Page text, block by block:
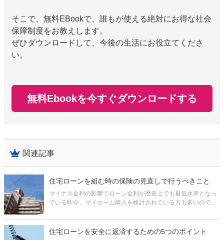
そこで、無料EBookで、誰もが使える絶対にお得な社会
保障制度をお教えします。
ぜひダウンロードして、今後の生活にお役立てくださ
い。
無料Ebookを今すぐダウンロードする
関連記事
住宅ローンを組む時の保険の見直しで行うべきこと
マイナス金利の影響でローン金利が歴史上でも最低水準となっ
ている昨今、マイホーム購入を検討されている方も多いのでは
関では、借入れの条件として団体信用生命保険（団信）に加入
することを義務付けていま
住宅ローンを安全に返済するための5つのポイント